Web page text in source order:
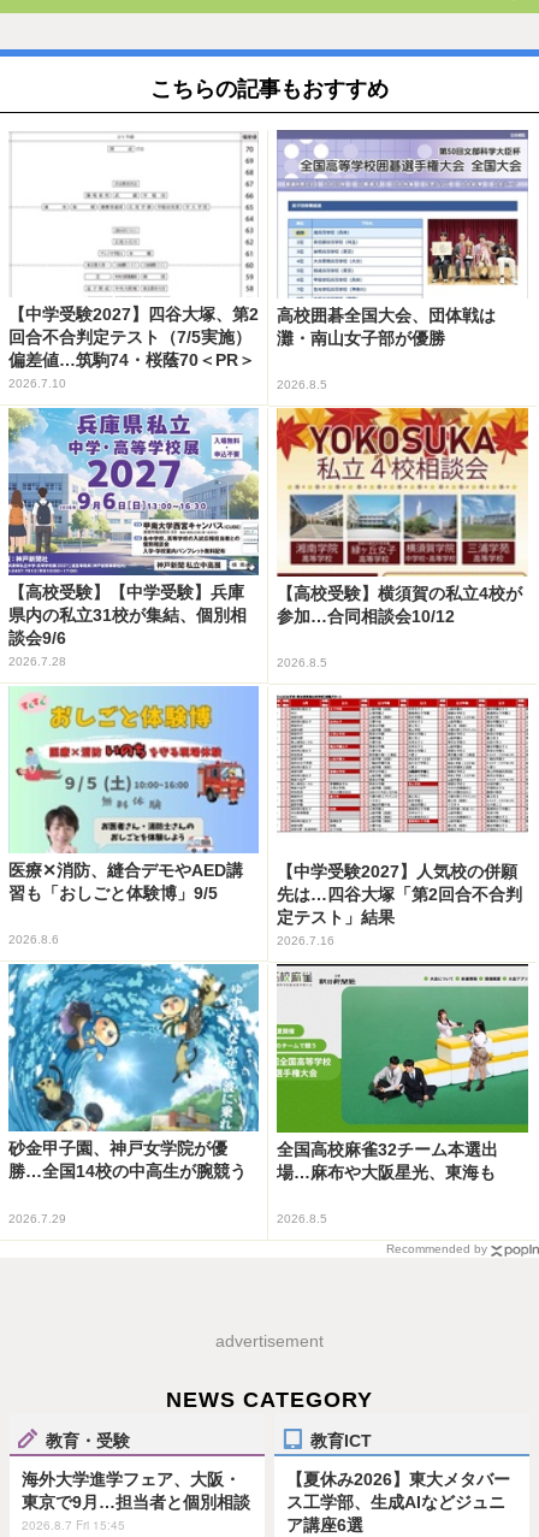
こちらの記事もおすすめ
【中学受験2027】四谷大塚、第2
回合不合判定テスト（7/5実施）
偏差値…筑駒74・桜蔭70＜PR＞
2026.7.10
高校囲碁全国大会、団体戦は
灘・南山女子部が優勝
2026.8.5
【高校受験】【中学受験】兵庫
県内の私立31校が集結、個別相
談会9/6
2026.7.28
【高校受験】横須賀の私立4校が
参加…合同相談会10/12
2026.8.5
医療✕消防、縫合デモやAED講
習も「おしごと体験博」9/5
2026.8.6
【中学受験2027】人気校の併願
先は…四谷大塚「第2回合不合判
定テスト」結果
2026.7.16
砂金甲子園、神戸女学院が優
勝…全国14校の中高生が腕競う
2026.7.29
全国高校麻雀32チーム本選出
場…麻布や大阪星光、東海も
2026.8.5
Recommended by
advertisement
NEWS CATEGORY
教育・受験
海外大学進学フェア、大阪・
東京で9月…担当者と個別相談
2026.8.7 Fri 15:45
教育ICT
【夏休み2026】東大メタバー
ス工学部、生成AIなどジュニ
ア講座6選